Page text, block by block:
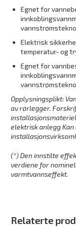
Egnet for
Elektrisk
temperatur- og
Egnet for
Opplysningsplikt:
av rørlegger.
elektrisk anlegg
(*) Den innstilte
verdiene for
varmtvannseffekt.
Relaterte